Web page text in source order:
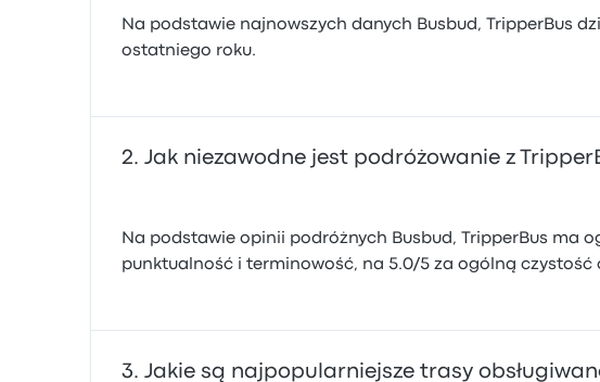
Na podstawie najnowszych danych Busbud, TripperBus
ostatniego roku.
Jak niezawodne jest podróżowanie z
Na podstawie opinii podróżnych Busbud, TripperBus ma
punktualność i terminowość, na 5.0/5 za ogólną czystość
Jakie są najpopularniejsze trasy